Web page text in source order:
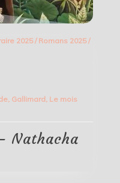
2025/ Romans 2025/
Nathacha
Appanah
, Gallimard, Le mois
Nathacha